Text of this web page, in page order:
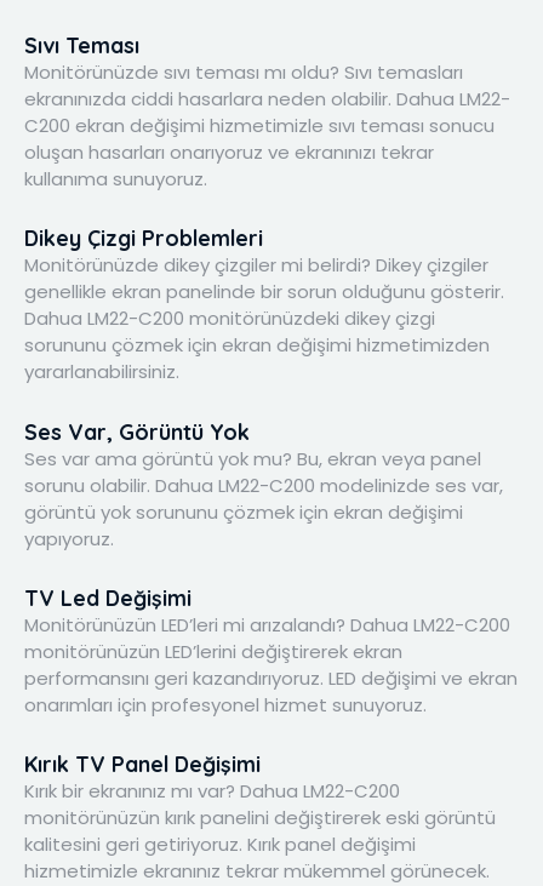
Sıvı Teması
Monitörünüzde sıvı teması mı oldu? Sıvı temasları
ekranınızda ciddi hasarlara neden olabilir. Dahua LM22-
C200 ekran değişimi hizmetimizle sıvı teması sonucu
oluşan hasarları onarıyoruz ve ekranınızı tekrar
kullanıma sunuyoruz.
Dikey Çizgi Problemleri
Monitörünüzde dikey çizgiler mi belirdi? Dikey çizgiler
genellikle ekran panelinde bir sorun olduğunu gösterir.
Dahua LM22-C200 monitörünüzdeki dikey çizgi
sorununu çözmek için ekran değişimi hizmetimizden
yararlanabilirsiniz.
Ses Var, Görüntü Yok
Ses var ama görüntü yok mu? Bu, ekran veya panel
sorunu olabilir. Dahua LM22-C200 modelinizde ses var,
görüntü yok sorununu çözmek için ekran değişimi
yapıyoruz.
TV Led Değişimi
Monitörünüzün LED’leri mi arızalandı? Dahua LM22-C200
monitörünüzün LED’lerini değiştirerek ekran
performansını geri kazandırıyoruz. LED değişimi ve ekran
onarımları için profesyonel hizmet sunuyoruz.
Kırık TV Panel Değişimi
Kırık bir ekranınız mı var? Dahua LM22-C200
monitörünüzün kırık panelini değiştirerek eski görüntü
kalitesini geri getiriyoruz. Kırık panel değişimi
hizmetimizle ekranınız tekrar mükemmel görünecek.